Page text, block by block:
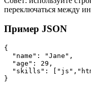
переключаться между
Пример JSON
{
  "name": "Jane",
  "age": 29,
"skills":
}